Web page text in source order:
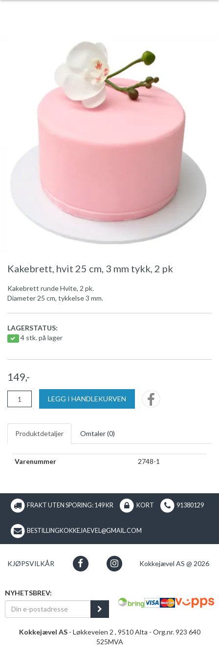
Kakebrett, hvit 25 cm, 3 mm tykk, 2 pk
Kakebrett runde Hvite, 2 pk.
Diameter 25 cm, tykkelse 3 mm.
LAGERSTATUS:
4 stk. på lager
149,-
LEGG I HANDLEKURVEN
Produktdetaljer Omtaler (0)
Varenummer 2748-1
FRAKT UTEN SPORING: 149 KR KORT 91380129
BESTILLINGKOKKEJAEVEL@GMAIL.COM
KJØPSVILKÅR Kokkejævel AS @ 2026
NYHETSBREV:
Kokkejævel AS- Løkkeveien 2 , 9510 Alta - Org.nr. 923 640
525MVA